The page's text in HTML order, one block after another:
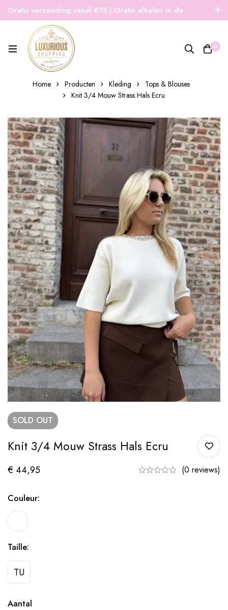
Gratis verzending vanaf €75 | Gratis afhalen in de
winkel | Snelle verzending
0
Home Producten Kleding
Tops & Blouses
Knit 3/4 Mouw Strass Hals Ecru
SOLD OUT
Knit 3/4 Mouw Strass Hals Ecru
€ 44,95 (0 reviews)
Couleur:
Taille:
TU
Aantal